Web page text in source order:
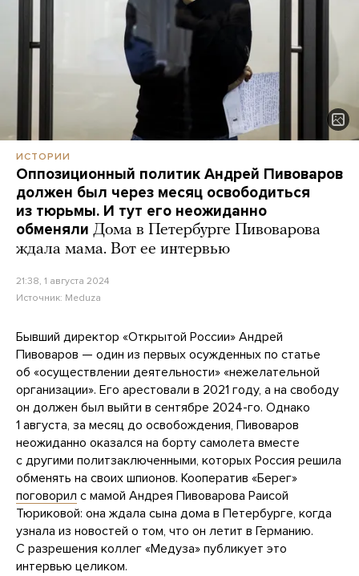
ИСТОРИИ
Оппозиционный политик Андрей Пивоваров
должен был через месяц освободиться
из тюрьмы. И тут его неожиданно
обменяли Дома в Петербурге Пивоварова
ждала мама. Вот ее интервью
21:38, 1 августа 2024
Источник: Meduza
Бывший директор «Открытой России» Андрей
Пивоваров — один из первых осужденных по статье
об «осуществлении деятельности» «нежелательной
организации». Его арестовали в 2021 году, а на свободу
он должен был выйти в сентябре 2024-го. Однако
1 августа, за месяц до освобождения, Пивоваров
неожиданно оказался на борту самолета вместе
с другими политзаключенными, которых Россия решила
обменять на своих шпионов. Кооператив «Берег»
поговорил с мамой Андрея Пивоварова Раисой
Тюриковой: она ждала сына дома в Петербурге, когда
узнала из новостей о том, что он летит в Германию.
С разрешения коллег «Медуза» публикует это
интервью целиком.